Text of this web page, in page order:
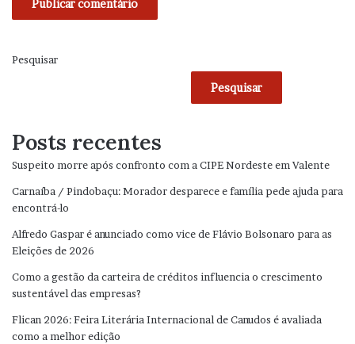
Pesquisar
Pesquisar
Posts recentes
Suspeito morre após confronto com a CIPE Nordeste em Valente
Carnaíba / Pindobaçu: Morador desparece e família pede ajuda para
encontrá-lo
Alfredo Gaspar é anunciado como vice de Flávio Bolsonaro para as
Eleições de 2026
Como a gestão da carteira de créditos influencia o crescimento
sustentável das empresas?
Flican 2026: Feira Literária Internacional de Canudos é avaliada
como a melhor edição